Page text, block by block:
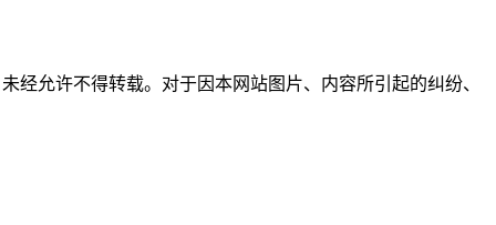
经允许不得转载。对于因本网站图片、内容所引起的纠纷、